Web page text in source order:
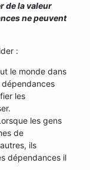
de la valeur
ne peuvent
:
le monde dans
les
les gens
de
ils
dépendances il